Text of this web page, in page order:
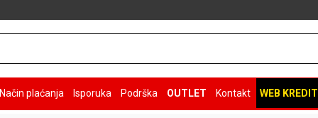
Način plaćanja Isporuka Podrška OUTLET Kontakt WEB KREDIT